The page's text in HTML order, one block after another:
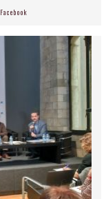
Facebook